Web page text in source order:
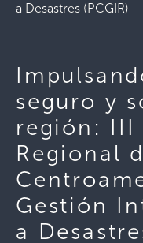
a Desastres (PCGIR)
seguro y
región: III
Regional
Gestión
a